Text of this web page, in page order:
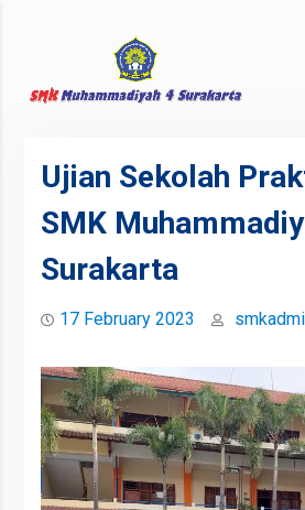
Ujian Sekolah
SMK
Surakarta
17 February 2023